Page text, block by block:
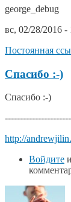
george_debug
вс, 02/28/2016 -
Постоянная
Спасибо :-)
Спасибо :-)
http://
Войдите